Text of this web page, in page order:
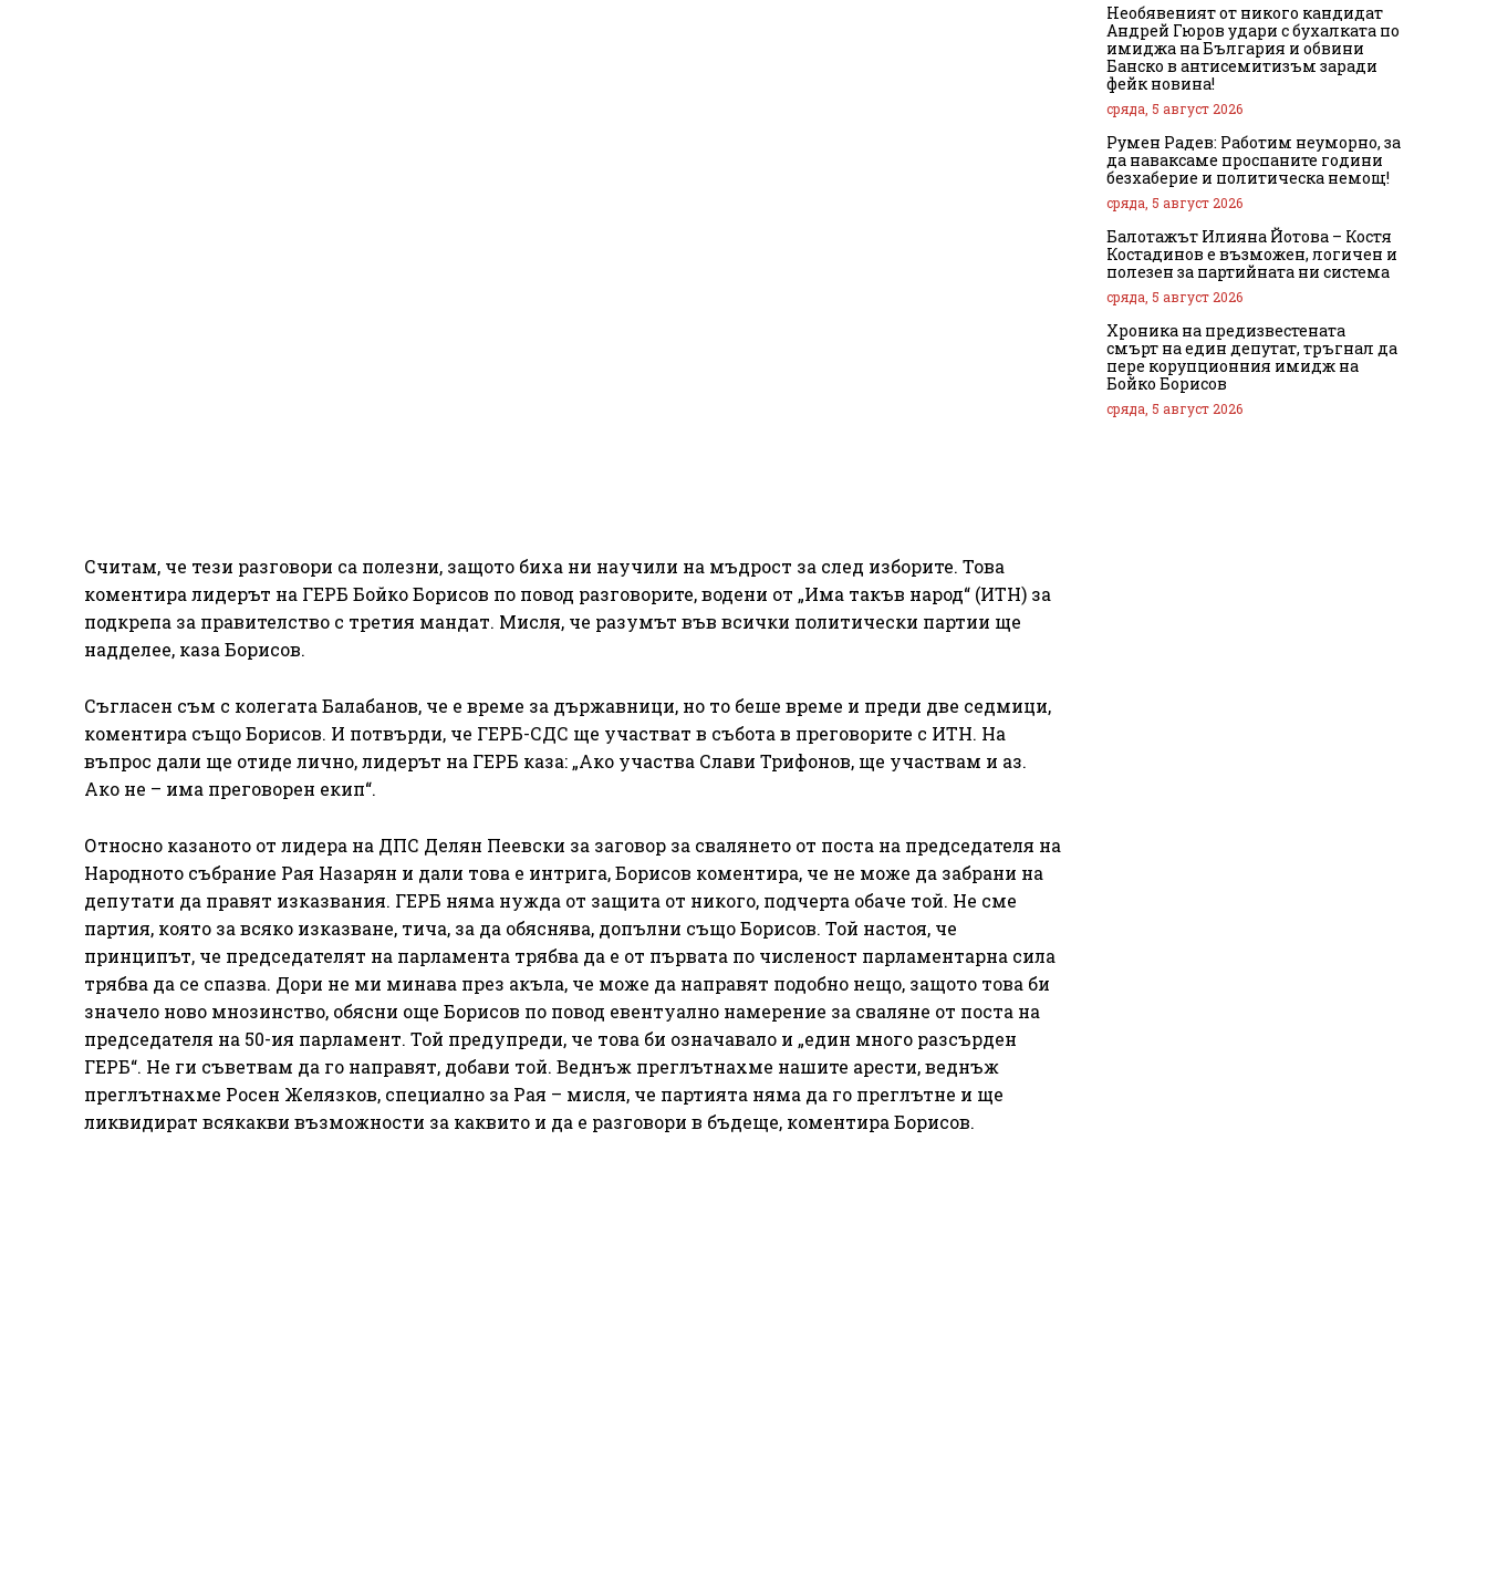
Считам, че тези разговори са полезни, защото биха ни научили на мъдрост за след изборите. Това
коментира лидерът на ГЕРБ Бойко Борисов по повод разговорите, водени от „Има такъв народ“ (ИТН) за
подкрепа за правителство с третия мандат. Мисля, че разумът във всички политически партии ще
надделее, каза Борисов.
Съгласен съм с колегата Балабанов, че е време за държавници, но то беше време и преди две седмици,
коментира също Борисов. И потвърди, че ГЕРБ-СДС ще участват в събота в преговорите с ИТН. На
въпрос дали ще отиде лично, лидерът на ГЕРБ каза: „Ако участва Слави Трифонов, ще участвам и аз.
Ако не – има преговорен екип“.
Относно казаното от лидера на ДПС Делян Пеевски за заговор за свалянето от поста на председателя на
Народното събрание Рая Назарян и дали това е интрига, Борисов коментира, че не може да забрани на
депутати да правят изказвания. ГЕРБ няма нужда от защита от никого, подчерта обаче той. Не сме
партия, която за всяко изказване, тича, за да обяснява, допълни също Борисов. Той настоя, че
принципът, че председателят на парламента трябва да е от първата по численост парламентарна сила
трябва да се спазва. Дори не ми минава през акъла, че може да направят подобно нещо, защото това би
значело ново мнозинство, обясни още Борисов по повод евентуално намерение за сваляне от поста на
председателя на 50-ия парламент. Той предупреди, че това би означавало и „един много разсърден
ГЕРБ“. Не ги съветвам да го направят, добави той. Веднъж преглътнахме нашите арести, веднъж
преглътнахме Росен Желязков, специално за Рая – мисля, че партията няма да го преглътне и ще
ликвидират всякакви възможности за каквито и да е разговори в бъдеще, коментира Борисов.
Необявеният от никого кандидат
Андрей Гюров удари с бухалката по
имиджа на България и обвини
Банско в антисемитизъм заради
фейк новина!
сряда, 5 август 2026
Румен Радев: Работим неуморно, за
да наваксаме проспаните години
безхаберие и политическа немощ!
сряда, 5 август 2026
Балотажът Илияна Йотова – Костя
Костадинов е възможен, логичен и
полезен за партийната ни система
сряда, 5 август 2026
Хроника на предизвестената
смърт на един депутат, тръгнал да
пере корупционния имидж на
Бойко Борисов
сряда, 5 август 2026